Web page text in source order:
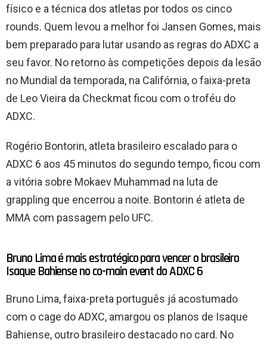
físico e a técnica dos atletas por todos os cinco
rounds. Quem levou a melhor foi Jansen Gomes, mais
bem preparado para lutar usando as regras do ADXC a
seu favor. No retorno às competições depois da lesão
no Mundial da temporada, na Califórnia, o faixa-preta
de Leo Vieira da Checkmat ficou com o troféu do
ADXC.
Rogério Bontorin, atleta brasileiro escalado para o
ADXC 6 aos 45 minutos do segundo tempo, ficou com
a vitória sobre Mokaev Muhammad na luta de
grappling que encerrou a noite. Bontorin é atleta de
MMA com passagem pelo UFC.
Bruno Lima é mais estratégico para vencer o brasileiro
Isaque Bahiense no co-main event do ADXC 6
Bruno Lima, faixa-preta português já acostumado
com o cage do ADXC, amargou os planos de Isaque
Bahiense, outro brasileiro destacado no card. No